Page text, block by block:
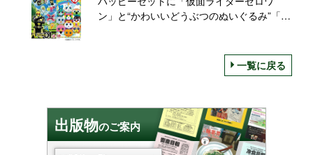
ン」と“かわいいどうぶつのぬいぐるみ”「テ
一覧に戻る
出版物のご案内